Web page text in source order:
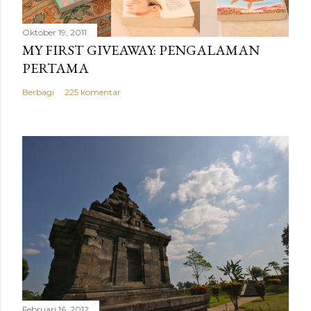
Oktober 19, 2011
MY FIRST GIVEAWAY: PENGALAMAN
PERTAMA
Berbagi 225 komentar